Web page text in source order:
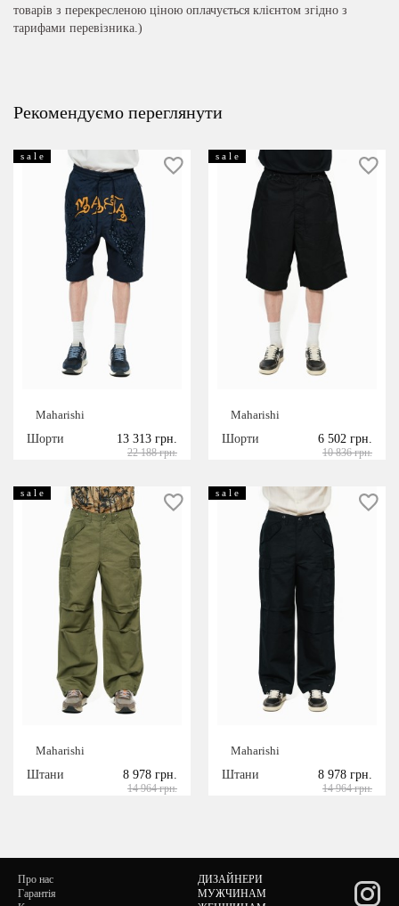
товарів з перекресленою ціною оплачується клієнтом згідно з
тарифами перевізника.)
Рекомендуємо переглянути
s a l e
Maharishi
Шорти
13 313 грн.
22 188 грн.
s a l e
Maharishi
Шорти
6 502 грн.
10 836 грн.
s a l e
Maharishi
Штани
8 978 грн.
14 964 грн.
s a l e
Maharishi
Штани
8 978 грн.
14 964 грн.
Про нас
Гарантія
ДИЗАЙНЕРИ
МУЖЧИНАМ